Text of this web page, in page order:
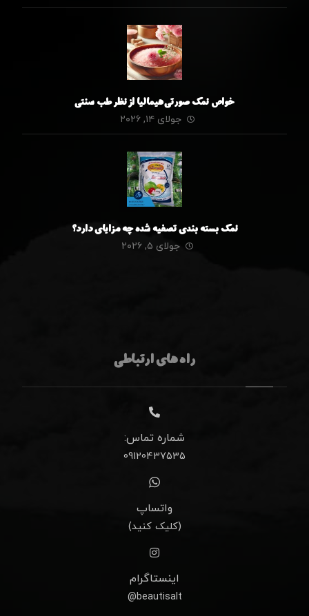
خواص نمک صورتی هیمالیا از نظر طب سنتی
جولای ۱۴, ۲۰۲۶
نمک بسته بندی تصفیه شده چه مزایای دارد؟
جولای ۵, ۲۰۲۶
راه های ارتباطی
شماره تماس:
09120437535
واتساپ
(کلیک کنید)
اینستاگرام
beautisalt@